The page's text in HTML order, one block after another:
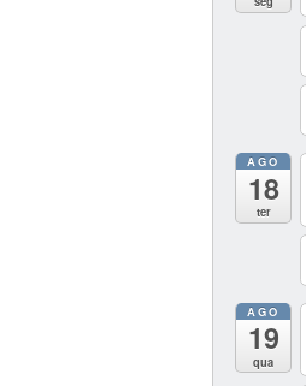
AGO
18
ter
AGO
19
qua